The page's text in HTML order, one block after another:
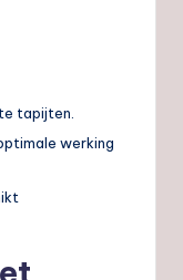
tapijten.
werking